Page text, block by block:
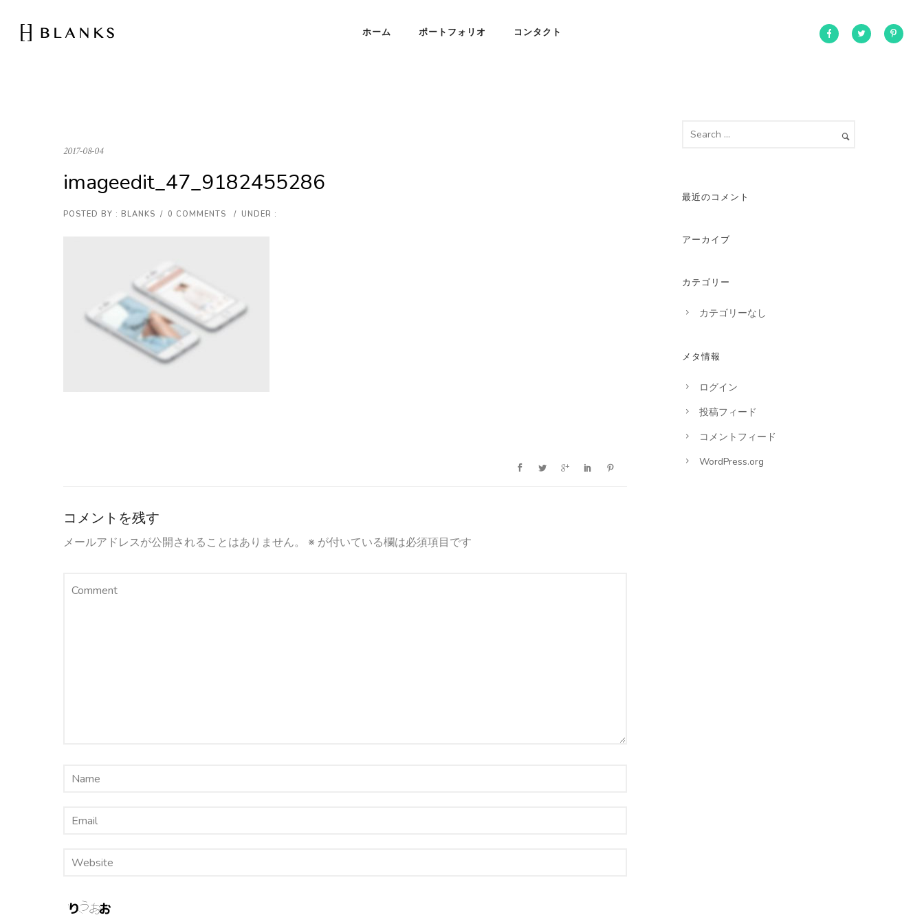
ホーム ポートフォリオ コンタクト
2017-08-04
imageedit_47_9182455286
POSTED BY : BLANKS / 0 COMMENTS / UNDER :
コメントを残す
メールアドレスが公開されることはありません。 ※ が付いている欄は必須項目です
最近のコメント
アーカイブ
カテゴリー
カテゴリーなし
メタ情報
ログイン
投稿フィード
コメントフィード
WordPress.org